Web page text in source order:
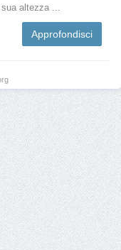
altezza ...
Approfondisci